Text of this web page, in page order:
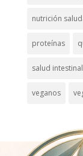
nutrición
proteínas
salud intestinal
veganos